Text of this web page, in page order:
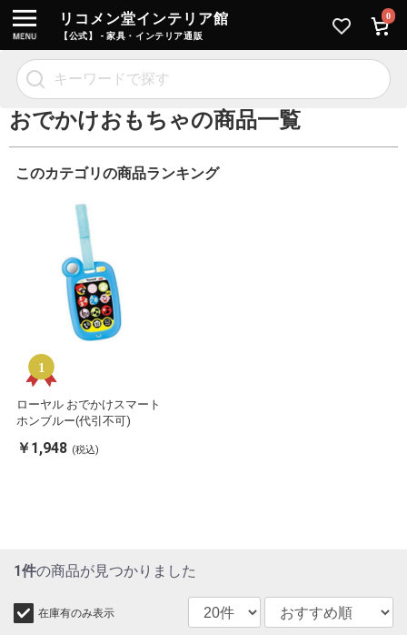
リコメン堂インテリア館
【公式】 - 家具・インテリア通販
0
おでかけおもちゃの商品一覧
このカテゴリの商品ランキング
ローヤル おでかけスマート
ホンブルー(代引不可)
￥1,948 (税込)
1件の商品が見つかりました
在庫有のみ表示